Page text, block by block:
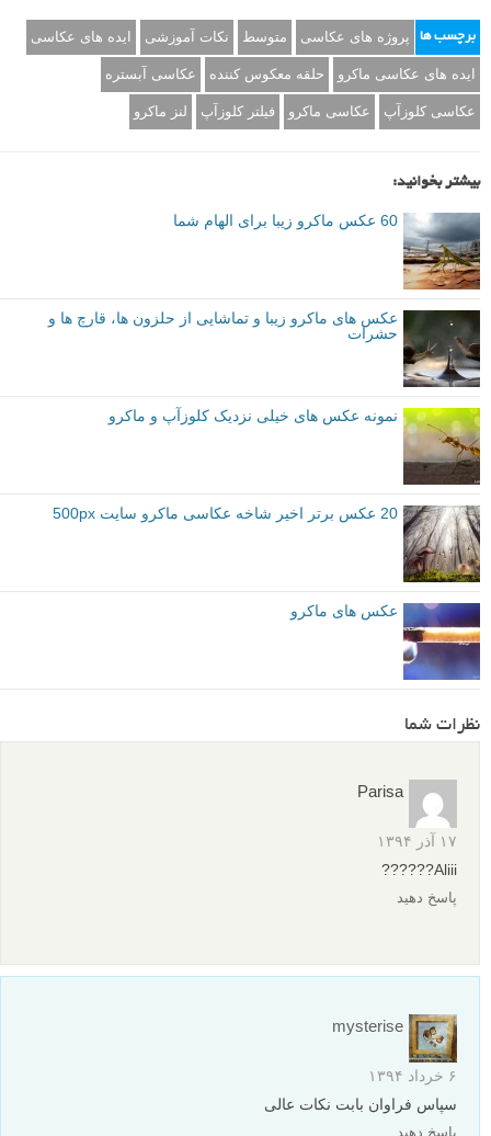
برچسب ها پروژه های عکاسی متوسط نکات آموزشی ایده های عکاسی
ایده های عکاسی ماکرو حلقه معکوس کننده عکاسی آبستره
عکاسی کلوزآپ عکاسی ماکرو فیلتر کلوزآپ لنز ماکرو
بیشتر بخوانید:
60 عکس ماکرو زیبا برای الهام شما
عکس های ماکرو زیبا و تماشایی از حلزون ها، قارچ ها و
حشرات
نمونه عکس های خیلی نزدیک کلوزآپ و ماکرو
20 عکس برتر اخیر شاخه عکاسی ماکرو سایت 500px
عکس های ماکرو
نظرات شما
Parisa
۱۷ آذر ۱۳۹۴
Aliii??????
پاسخ دهید
mysterise
۶ خرداد ۱۳۹۴
سپاس فراوان بابت نکات عالی
پاسخ دهید